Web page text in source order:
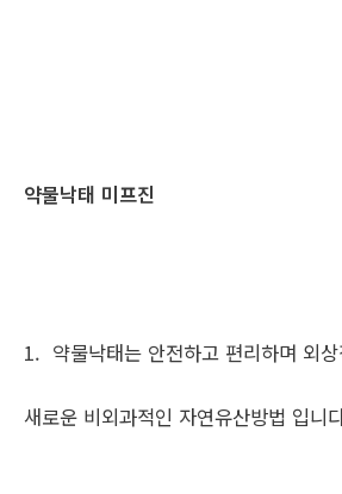
약물낙태 미프진
1. 약물낙태는 안전하고 편리하며 외
새로운 비외과적인 자연유산방법 입니